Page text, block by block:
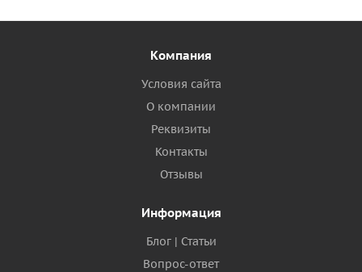
Компания
Условия сайта
О компании
Реквизиты
Контакты
Отзывы
Информация
Блог | Статьи
Вопрос-ответ